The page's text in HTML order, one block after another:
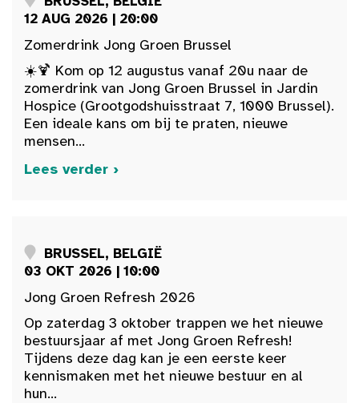
12 AUG 2026 | 20:00
Zomerdrink Jong Groen Brussel
☀️🍹 Kom op 12 augustus vanaf 20u naar de
zomerdrink van Jong Groen Brussel in Jardin
Hospice (Grootgodshuisstraat 7, 1000 Brussel).
Een ideale kans om bij te praten, nieuwe
mensen...
Lees verder ›
BRUSSEL, BELGIË
03 OKT 2026 | 10:00
Jong Groen Refresh 2026
Op zaterdag 3 oktober trappen we het nieuwe
bestuursjaar af met Jong Groen Refresh!
Tijdens deze dag kan je een eerste keer
kennismaken met het nieuwe bestuur en al
hun...